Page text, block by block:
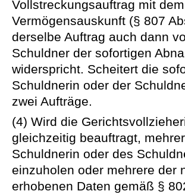
Vollstreckungsauftrag mit
Vermögensauskunft (§ 807
derselbe Auftrag auch dann
Schuldner der sofortigen
widerspricht. Scheitert die
Schuldnerin oder der
zwei Aufträge.
(4) Wird die
gleichzeitig beauftragt,
Schuldnerin oder des
einzuholen oder mehrere der
erhobenen Daten gemäß §